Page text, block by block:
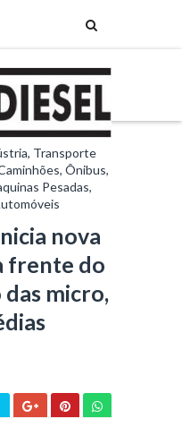
Transporte
Ônibus,
Pesadas,
nova
frente do
micro,